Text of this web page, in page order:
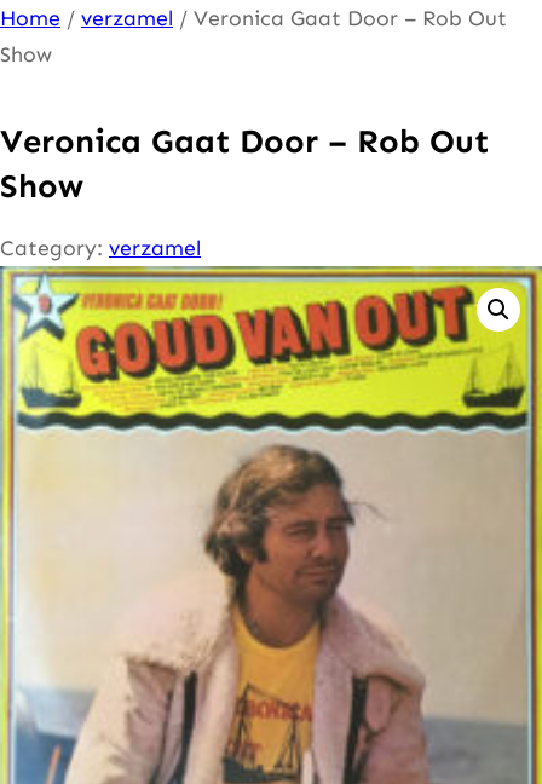
Ga
naar
inhoud
Home / verzamel / Veronica Gaat Door – Rob Out
Show
Veronica Gaat Door – Rob Out
Show
Category: verzamel